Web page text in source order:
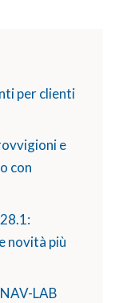
per clienti
e
con
novità più
LAB